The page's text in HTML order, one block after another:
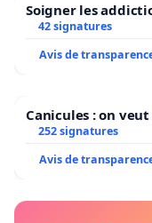
Soigner les
42 signatures
Avis de
Canicules : on
252 signatures
Avis de